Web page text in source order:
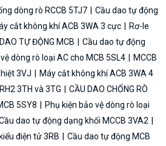
dòng rò RCCB 5TJ7
Cầu dao tự động
cắt không khí ACB 3WA 3 cực
Rơ-le
TỰ ĐỘNG MCB
Cầu dao tự động
dòng rò loại AC cho MCB 5SL4
MCCB
3VJ
Máy cắt không khí ACB 3WA 4
3TH và 3TG
CẦU DAO CHỐNG RÒ
5SY8
Phụ kiện bảo vệ dòng rò loại
dao tự động dạng khối MCCB 3VA2
điện tử 3RB
Cầu dao tự động MCB